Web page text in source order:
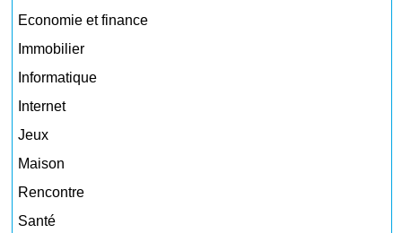
Economie et finance
Immobilier
Informatique
Internet
Jeux
Maison
Rencontre
Santé